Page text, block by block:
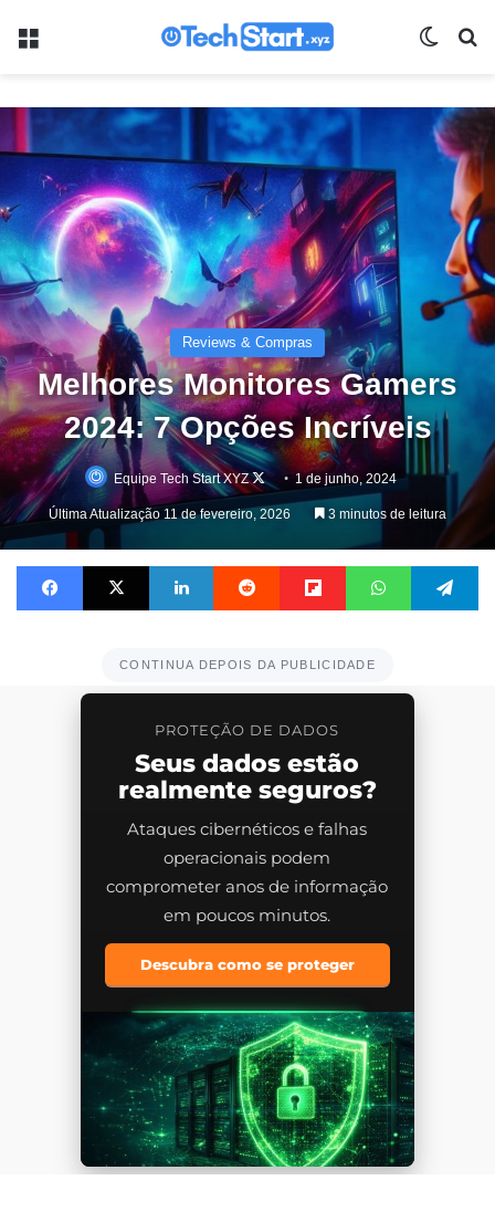
Menu
Reviews & Compras
Melhores Monitores Gamers
2024: 7 Opções Incríveis
Equipe Tech Start XYZ
Follow
on
1 de junho, 2024
Última Atualização 11 de fevereiro, 2026 3 minutos de leitura
Facebook X Linkedin Reddit Flipboard WhatsApp
CONTINUA DEPOIS DA PUBLICIDADE
PROTEÇÃO DE DADOS
Seus dados estão
realmente seguros?
Ataques cibernéticos e falhas
operacionais podem
comprometer anos de informação
em poucos minutos.
Descubra como se proteger